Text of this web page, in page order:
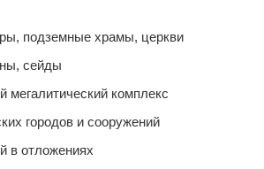
подземные храмы, церкви
сейды
мегалитический комплекс
городов и сооружений
в отложениях